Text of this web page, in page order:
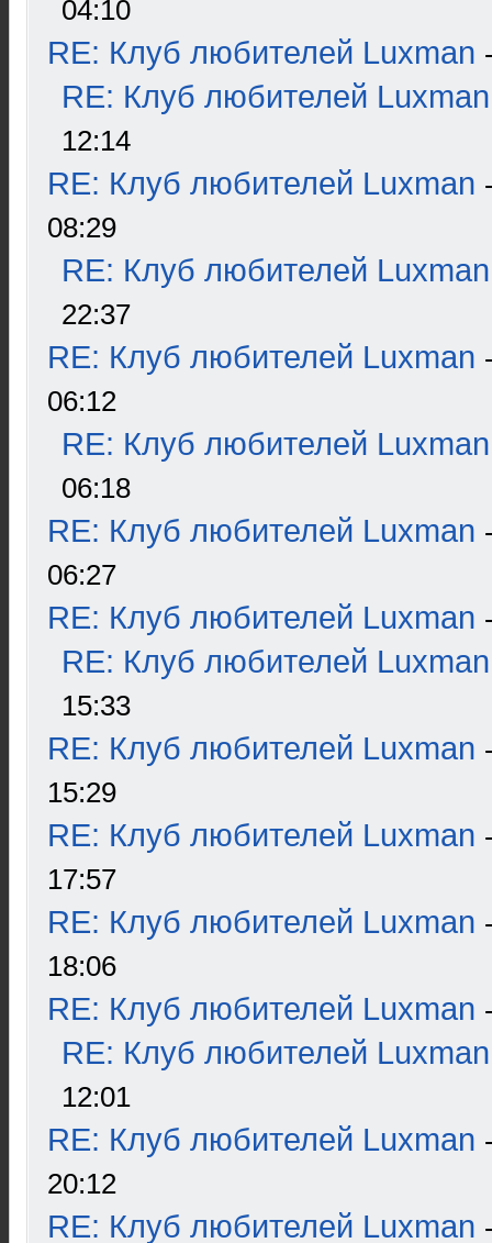
04:10
RE: Клуб любителей Luxman
RE: Клуб любителей Luxman
12:14
RE: Клуб любителей Luxman
08:29
RE: Клуб любителей Luxman
22:37
RE: Клуб любителей Luxman
06:12
RE: Клуб любителей Luxman
06:18
RE: Клуб любителей Luxman
06:27
RE: Клуб любителей Luxman
RE: Клуб любителей Luxman
15:33
RE: Клуб любителей Luxman
15:29
RE: Клуб любителей Luxman
17:57
RE: Клуб любителей Luxman
18:06
RE: Клуб любителей Luxman
RE: Клуб любителей Luxman
12:01
RE: Клуб любителей Luxman
20:12
RE: Клуб любителей Luxman